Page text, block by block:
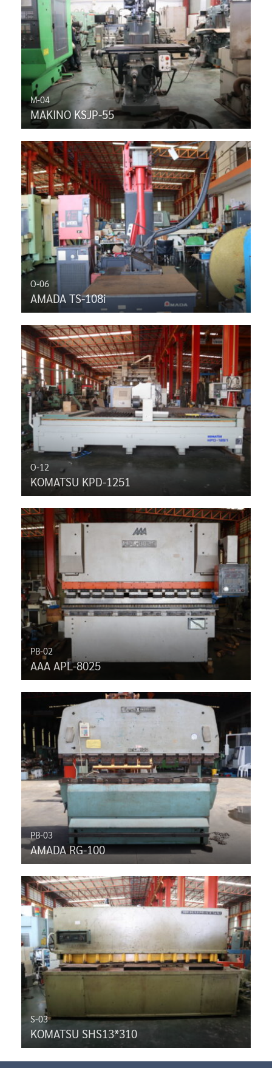
M-04
MAKINO KSJP-55
O-06
AMADA TS-108i
O-12
KOMATSU KPD-1251
PB-02
AAA APL-8025
PB-03
AMADA RG-100
S-03
KOMATSU SHS13*310